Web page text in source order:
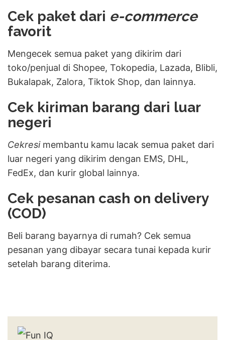
Cek paket dari e-commerce
favorit
Mengecek semua paket yang dikirim dari
toko/penjual di Shopee, Tokopedia, Lazada, Blibli,
Bukalapak, Zalora, Tiktok Shop, dan lainnya.
Cek kiriman barang dari luar
negeri
Cekresimembantu kamu lacak semua paket dari
luar negeri yang dikirim dengan EMS, DHL,
FedEx, dan kurir global lainnya.
Cek pesanan cash on delivery
(COD)
Beli barang bayarnya di rumah? Cek semua
pesanan yang dibayar secara tunai kepada kurir
setelah barang diterima.